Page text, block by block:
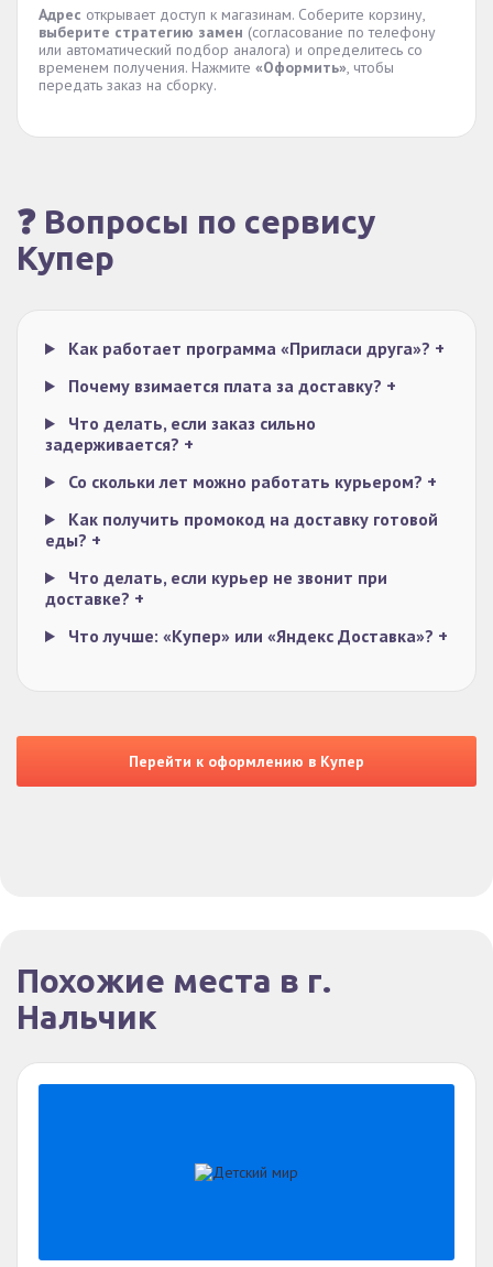
Адрес открывает доступ к магазинам. Соберите корзину,
выберите стратегию замен (согласование по телефону
или автоматический подбор аналога) и определитесь со
временем получения. Нажмите «Оформить», чтобы
передать заказ на сборку.
❓ Вопросы по сервису
Купер
Как работает программа «Пригласи друга»? +
Почему взимается плата за доставку? +
Что делать, если заказ сильно
задерживается? +
Со скольки лет можно работать курьером? +
Как получить промокод на доставку готовой
еды? +
Что делать, если курьер не звонит при
доставке? +
Что лучше: «Купер» или «Яндекс Доставка»? +
Перейти к оформлению в Купер
Похожие места в г.
Нальчик